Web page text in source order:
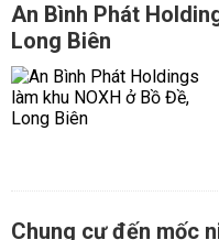
An Bình Phát
Long Biên
Chung cư đến mốc